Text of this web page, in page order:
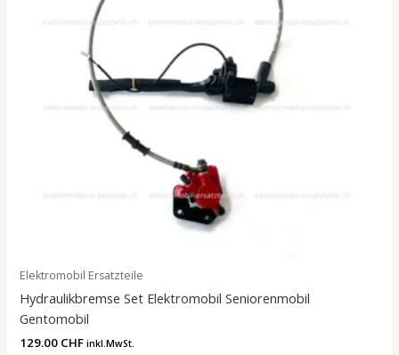
Elektromobil Ersatzteile
Hydraulikbremse Set Elektromobil Seniorenmobil
Gentomobil
129.00 CHF inkl.MwSt.